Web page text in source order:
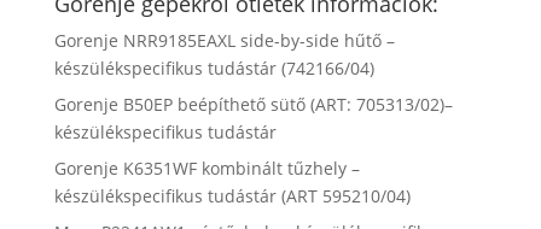
Gorenje NRR9185EAXL side-by-side hűtő –
készülékspecifikus tudástár (742166/04)
Gorenje B50EP beépíthető sütő (ART: 705313/02)–
készülékspecifikus tudástár
Gorenje K6351WF kombinált tűzhely –
készülékspecifikus tudástár (ART 595210/04)